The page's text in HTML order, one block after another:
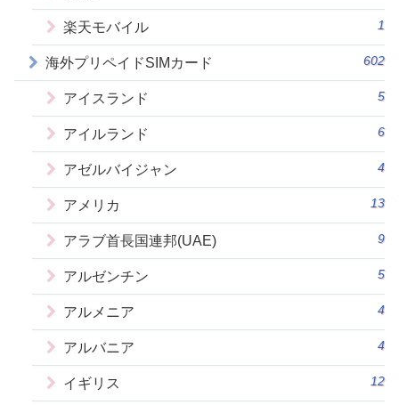
楽天モバイル 1
海外プリペイドSIMカード 602
アイスランド 5
アイルランド 6
アゼルバイジャン 4
アメリカ 13
アラブ首長国連邦(UAE) 9
アルゼンチン 5
アルメニア 4
アルバニア 4
イギリス 12